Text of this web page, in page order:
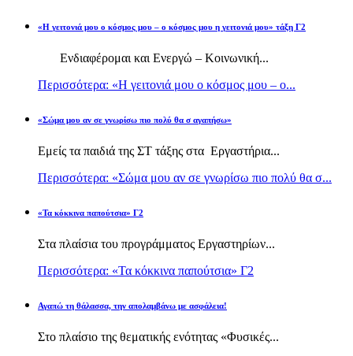
«Η γειτονιά μου ο κόσμος μου – ο κόσμος μου η γειτονιά μου» τάξη Γ2
Ενδιαφέρομαι και Ενεργώ – Κοινωνική...
Περισσότερα: «Η γειτονιά μου ο κόσμος μου – ο...
«Σώμα μου αν σε γνωρίσω πιο πολύ θα σ αγαπήσω»
Εμείς τα παιδιά της ΣΤ τάξης στα Εργαστήρια...
Περισσότερα: «Σώμα μου αν σε γνωρίσω πιο πολύ θα σ...
«Τα κόκκινα παπούτσια» Γ2
Στα πλαίσια του προγράμματος Εργαστηρίων...
Περισσότερα: «Τα κόκκινα παπούτσια» Γ2
Αγαπώ τη θάλασσα, την απολαμβάνω με ασφάλεια!
Στο πλαίσιο της θεματικής ενότητας «Φυσικές...